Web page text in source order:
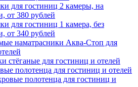
для гостиниц 2 камеры, на
от 380 рублей
для гостиниц 1 камера, без
от 340 рублей
наматрасники Аква-Стоп для
стёганые для гостиниц и отелей
полотенца для гостиниц и отелей
полотенца для гостиниц и